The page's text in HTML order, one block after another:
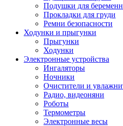
Подушки для
Прокладки для груди
Ремни безопасности
Ходунки и прыгунки
Прыгунки
Ходунки
Электронные устройства
Ингаляторы
Ночники
Очистители и
Радио, видеоняни
Роботы
Термометры
Электронные весы